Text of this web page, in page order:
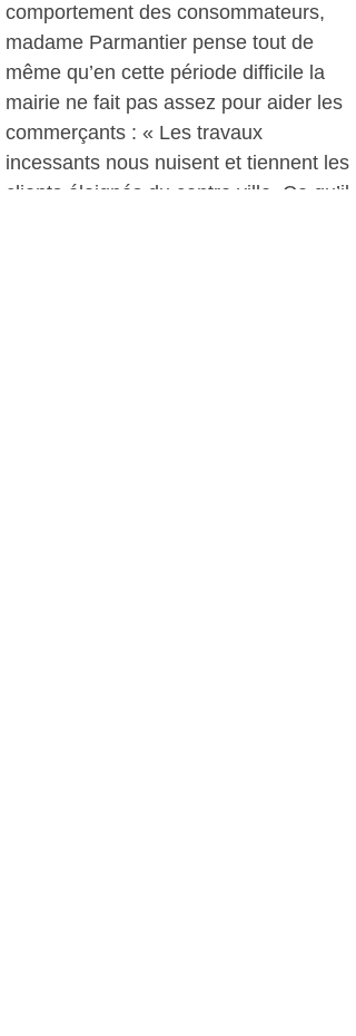
comportement des consommateurs,
madame Parmantier pense tout de
même qu’en cette période difficile la
mairie ne fait pas assez pour aider les
commerçants : « Les travaux
incessants nous nuisent et tiennent les
clients éloignés du centre ville. Ce qu’il